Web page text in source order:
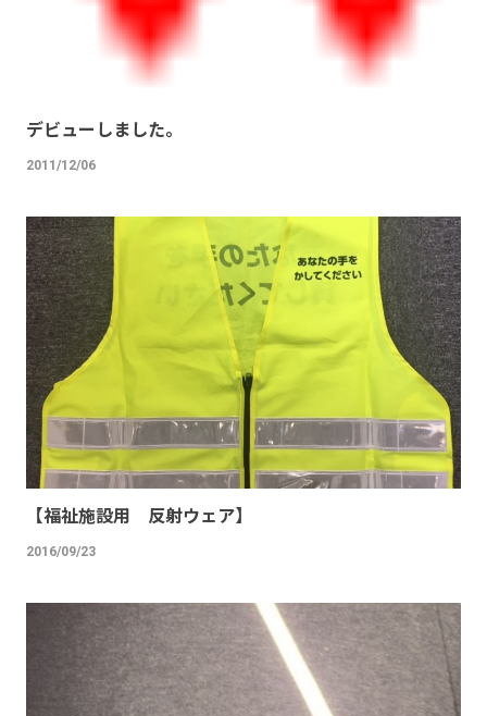
デビューしました。
2011/12/06
【福祉施設用 反射ウェア】
2016/09/23